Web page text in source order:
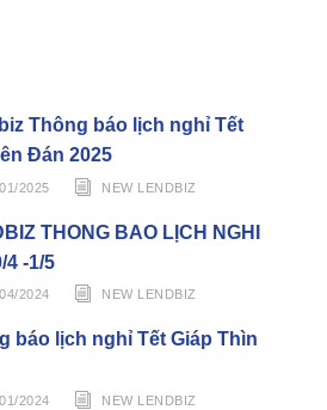
Thông báo lịch nghỉ Tết
Đán 2025
2025 NEW LENDBIZ
THÔNG BÁO LỊCH NGHỈ
4 -1/5
2024 NEW LENDBIZ
báo lịch nghỉ Tết Giáp Thìn
2024 NEW LENDBIZ